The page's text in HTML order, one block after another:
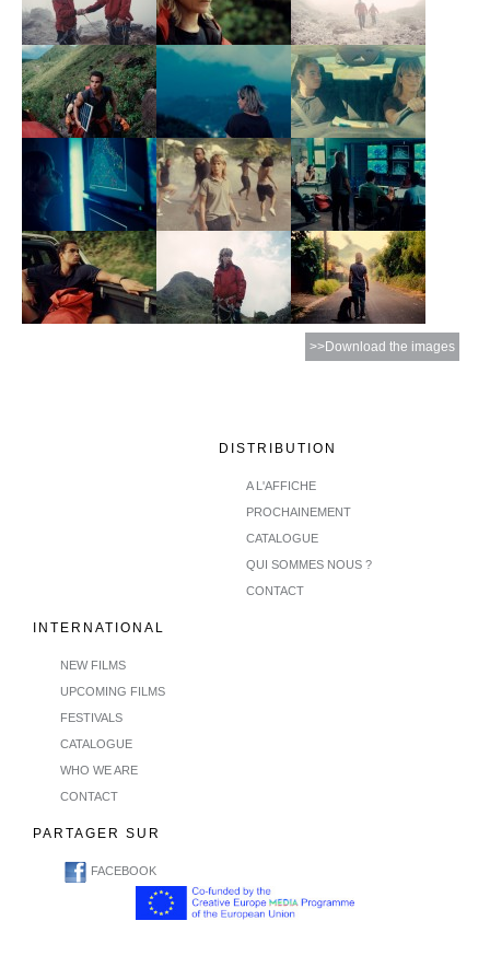
>>Download the images
DISTRIBUTION
A L'AFFICHE
PROCHAINEMENT
CATALOGUE
QUI SOMMES NOUS ?
CONTACT
INTERNATIONAL
NEW FILMS
UPCOMING FILMS
FESTIVALS
CATALOGUE
WHO WE ARE
CONTACT
PARTAGER SUR
FACEBOOK